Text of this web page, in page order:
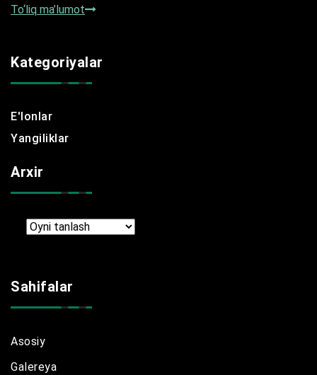
To‘liq ma’lumot
Kategoriyalar
E'lonlar
Yangiliklar
Arxir
Arxir
Sahifalar
Asosiy
Galereya